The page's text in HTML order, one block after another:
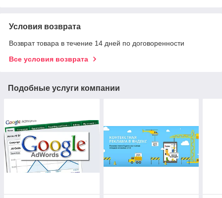
Условия возврата
Возврат товара в течение 14 дней по договоренности
Все условия возврата
Подобные услуги компании